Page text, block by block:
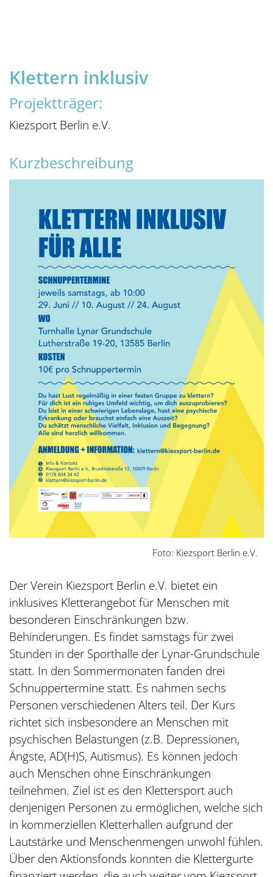
Klettern inklusiv
Projektträger:
Kiezsport Berlin e.V.
Kurzbeschreibung
Foto: Kiezsport Berlin e.V.
Der Verein Kiezsport Berlin e.V. bietet ein
inklusives Kletterangebot für Menschen mit
besonderen Einschränkungen bzw.
Behinderungen. Es findet samstags für zwei
Stunden in der Sporthalle der Lynar-Grundschule
statt. In den Sommermonaten fanden drei
Schnuppertermine statt. Es nahmen sechs
Personen verschiedenen Alters teil. Der Kurs
richtet sich insbesondere an Menschen mit
psychischen Belastungen (z.B. Depressionen,
Ängste, AD(H)S, Autismus). Es können jedoch
auch Menschen ohne Einschränkungen
teilnehmen. Ziel ist es den Klettersport auch
denjenigen Personen zu ermöglichen, welche sich
in kommerziellen Kletterhallen aufgrund der
Lautstärke und Menschenmengen unwohl fühlen.
Über den Aktionsfonds konnten die Klettergurte